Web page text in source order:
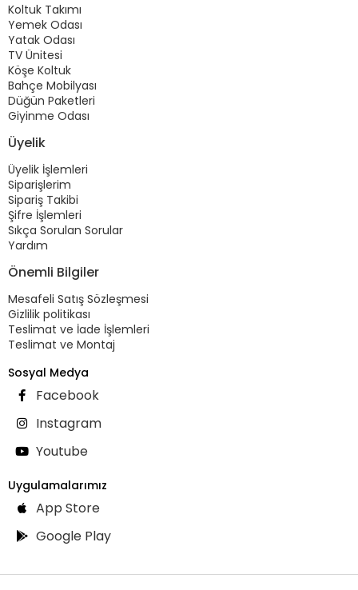
Koltuk Takımı
Yemek Odası
Yatak Odası
TV Ünitesi
Köşe Koltuk
Bahçe Mobilyası
Düğün Paketleri
Giyinme Odası
Üyelik
Üyelik İşlemleri
Siparişlerim
Sipariş Takibi
Şifre İşlemleri
Sıkça Sorulan Sorular
Yardım
Önemli Bilgiler
Mesafeli Satış Sözleşmesi
Gizlilik politikası
Teslimat ve İade İşlemleri
Teslimat ve Montaj
Sosyal Medya
Facebook
Instagram
Youtube
Uygulamalarımız
App Store
Google Play